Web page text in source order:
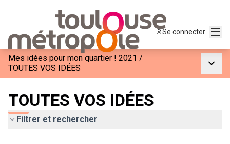
Se connecter
Mes idées pour mon quartier ! 2021 /
TOUTES VOS IDÉES
TOUTES VOS IDÉES
Filtrer et rechercher